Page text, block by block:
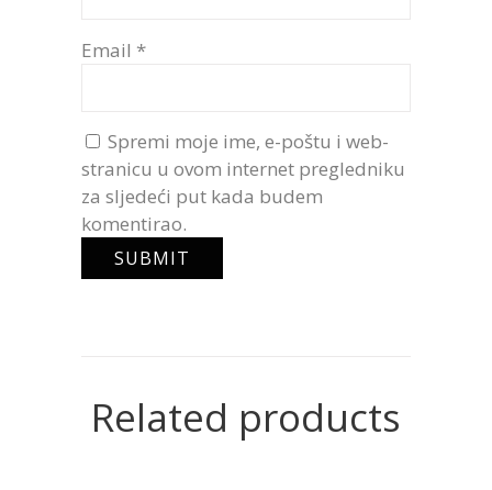
Email *
Spremi moje ime, e-poštu i web-
stranicu u ovom internet pregledniku
za sljedeći put kada budem
komentirao.
Related products